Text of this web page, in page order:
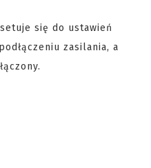
się do ustawień
zasilania, a